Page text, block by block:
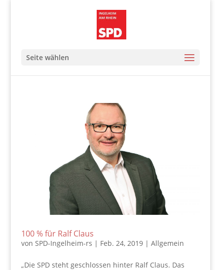
Seite wählen
100 % für Ralf Claus
von SPD-Ingelheim-rs | Feb. 24, 2019| Allgemein
„Die SPD steht geschlossen hinter Ralf Claus. Das